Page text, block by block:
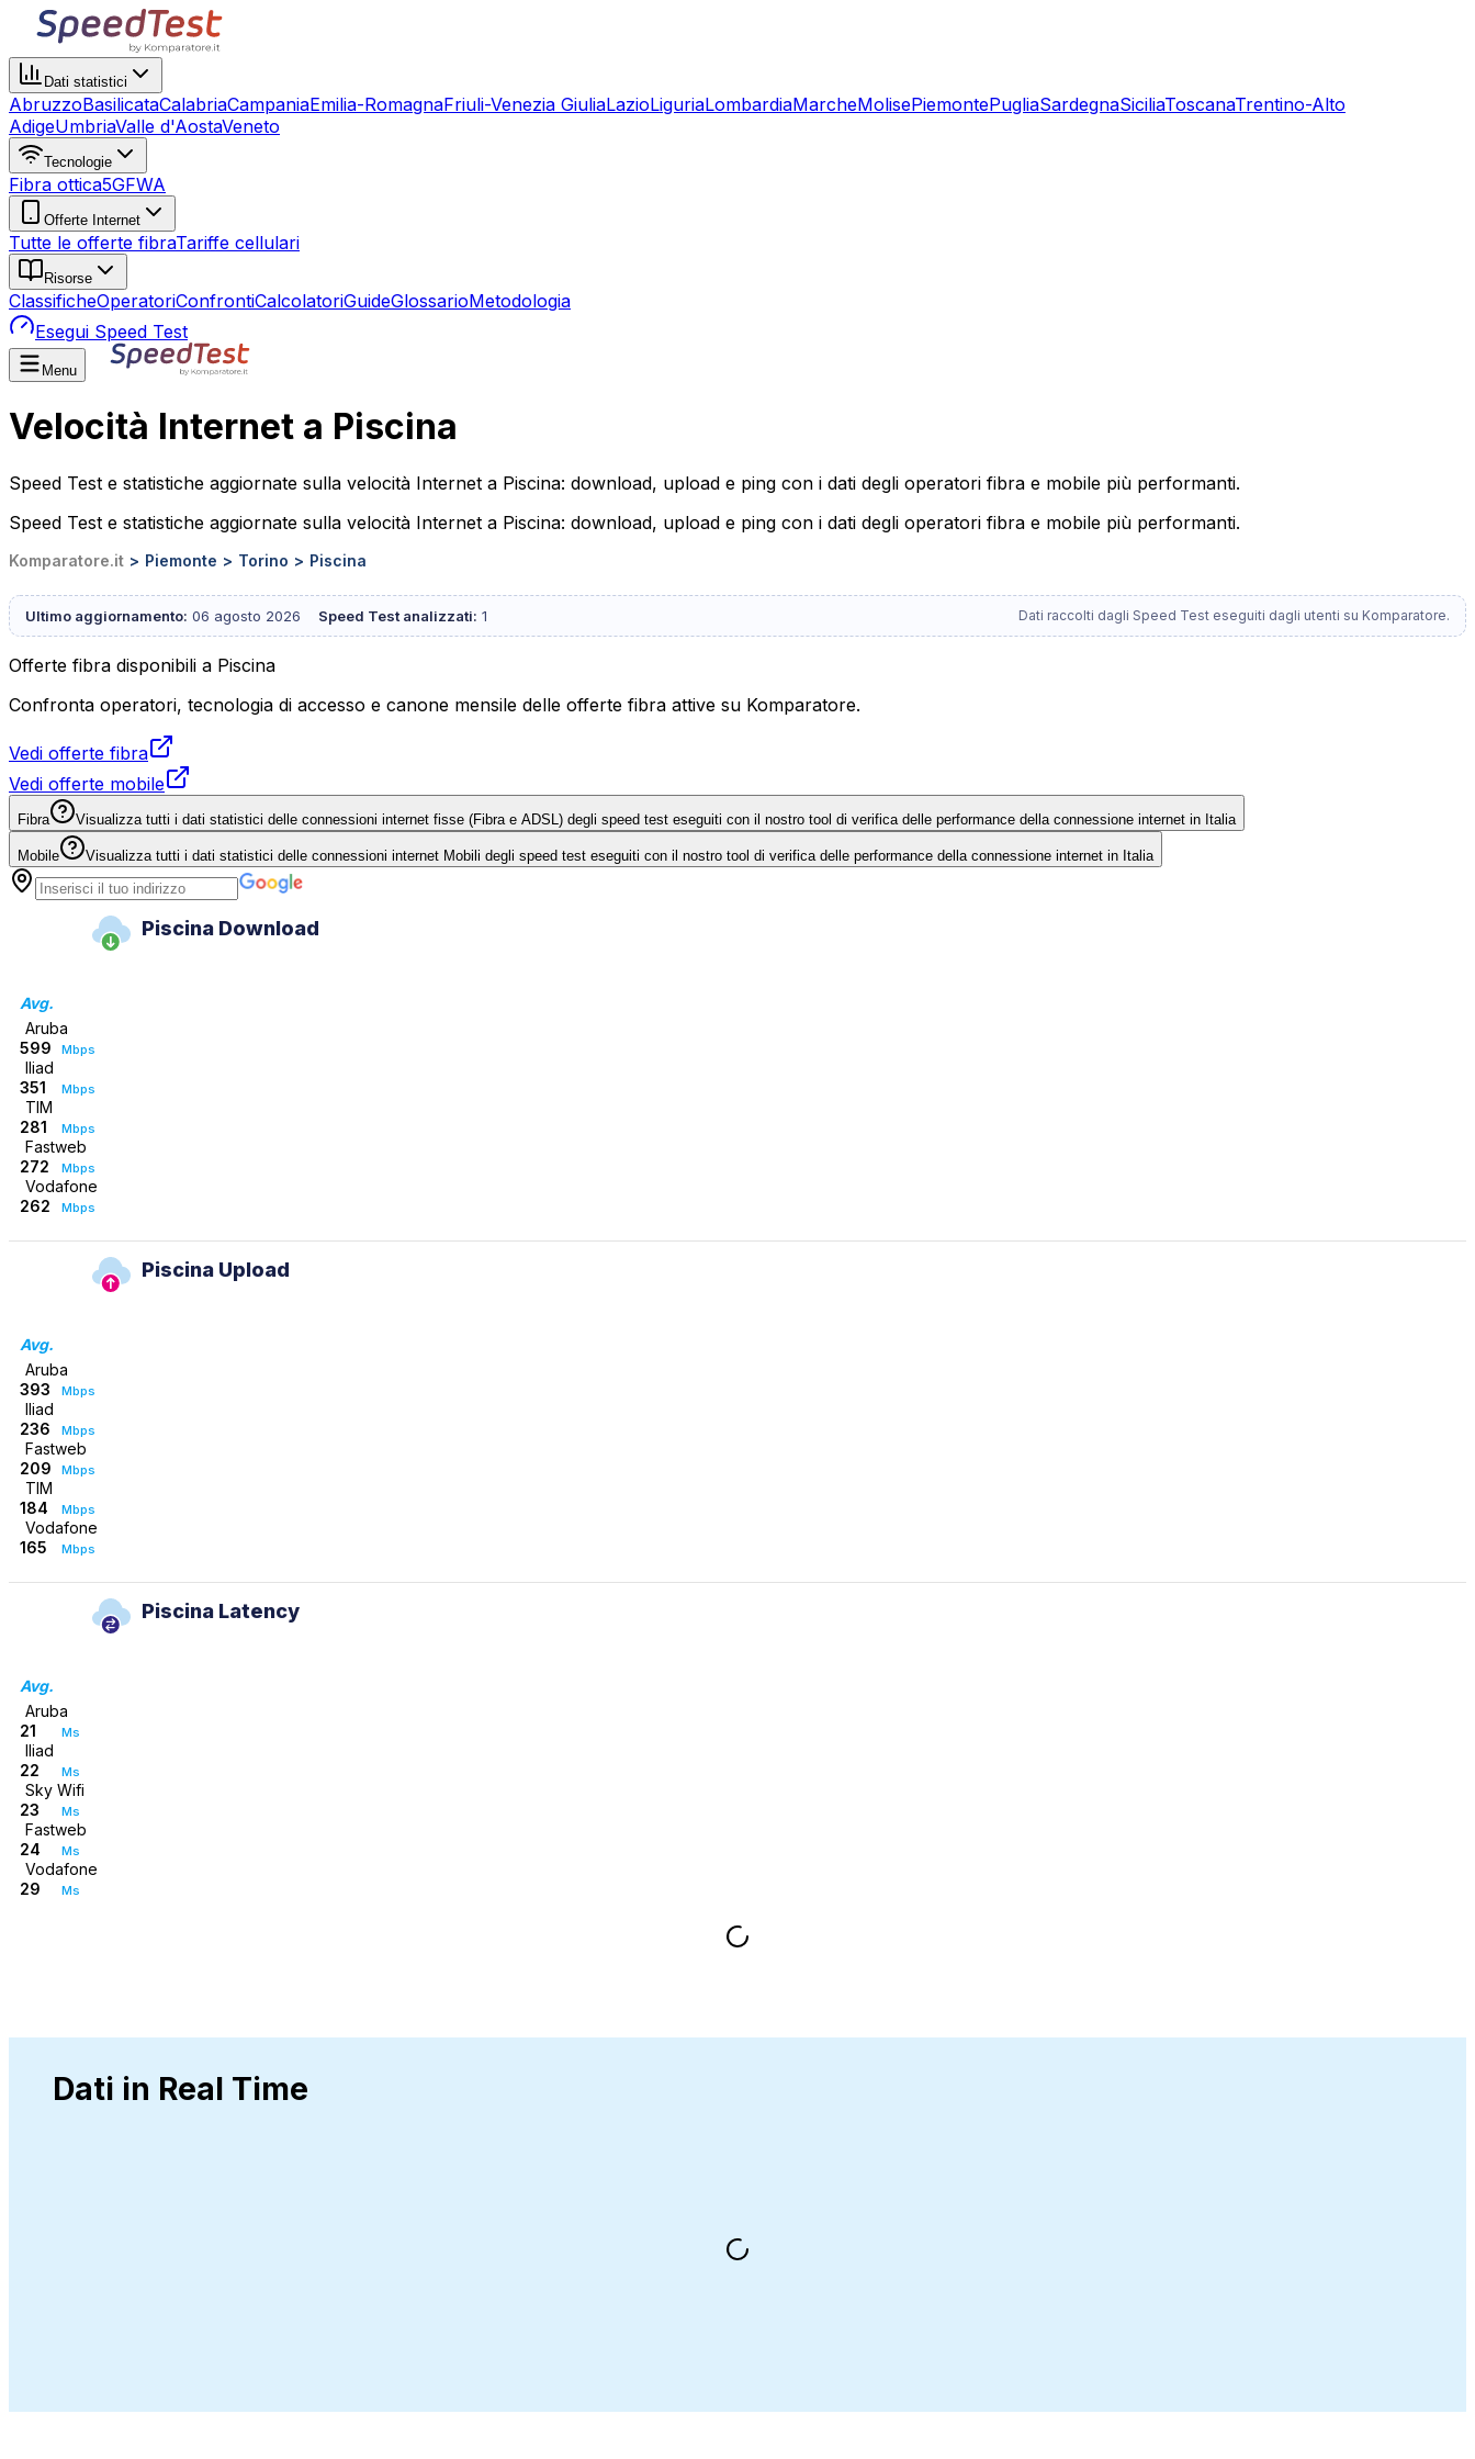
Dati statistici
AbruzzoBasilicataCalabriaCampaniaEmilia-RomagnaFriuli-Venezia GiuliaLazioLiguriaLombardiaMarcheMolisePiemontePugliaSardegnaSiciliaToscanaTrentino-Alto
AdigeUmbriaValle d'AostaVeneto
Tecnologie
Fibra ottica5GFWA
Offerte Internet
Tutte le offerte fibraTariffe cellulari
Risorse
ClassificheOperatoriConfrontiCalcolatoriGuideGlossarioMetodologia
Esegui Speed Test
Menu
Velocità Internet a Piscina
Speed Test e statistiche aggiornate sulla velocità Internet a Piscina: download, upload e ping con i dati degli operatori fibra e mobile più performanti.
Speed Test e statistiche aggiornate sulla velocità Internet a Piscina: download, upload e ping con i dati degli operatori fibra e mobile più performanti.
Komparatore.it Piemonte Torino Piscina
Ultimo aggiornamento: 06 agosto 2026 Speed Test analizzati: 1 Dati raccolti dagli Speed Test eseguiti dagli utenti su Komparatore.
Offerte fibra disponibili a Piscina
Confronta operatori, tecnologia di accesso e canone mensile delle offerte fibra attive su Komparatore.
Vedi offerte fibra
Vedi offerte mobile
Fibra Visualizza tutti i dati statistici delle connessioni internet fisse (Fibra e ADSL) degli speed test eseguiti con il nostro tool di verifica delle performance della connessione internet in Italia
Mobile Visualizza tutti i dati statistici delle connessioni internet Mobili degli speed test eseguiti con il nostro tool di verifica delle performance della connessione internet in Italia
Piscina Download
Avg.
Aruba
599
Mbps
Iliad
351
Mbps
TIM
281
Mbps
Fastweb
272
Mbps
Vodafone
262
Mbps
Piscina Upload
Avg.
Aruba
393
Mbps
Iliad
236
Mbps
Fastweb
209
Mbps
TIM
184
Mbps
Vodafone
165
Mbps
Piscina Latency
Avg.
Aruba
21
Ms
Iliad
22
Ms
Sky Wifi
23
Ms
Fastweb
24
Ms
Vodafone
29
Ms
Dati in Real Time